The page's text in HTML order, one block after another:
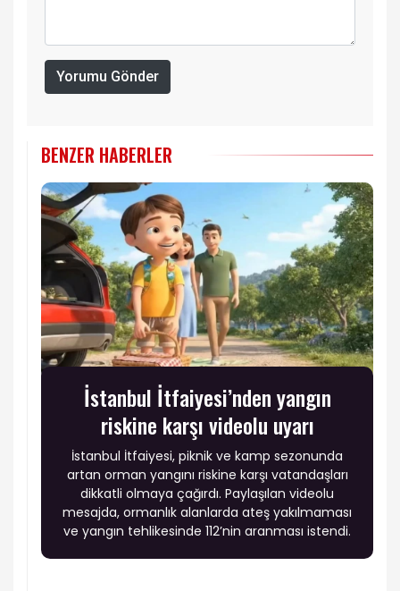
Yorumu Gönder
BENZER HABERLER
İstanbul İtfaiyesi’nden yangın
riskine karşı videolu uyarı
İstanbul İtfaiyesi, piknik ve kamp sezonunda
artan orman yangını riskine karşı vatandaşları
dikkatli olmaya çağırdı. Paylaşılan videolu
mesajda, ormanlık alanlarda ateş yakılmaması
ve yangın tehlikesinde 112’nin aranması istendi.